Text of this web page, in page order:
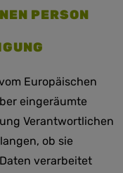
PERSON
Europäischen
eingeräumte
Verantwortlichen
ob sie
verarbeitet